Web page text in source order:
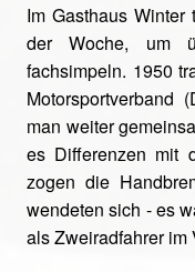
Im Gasthaus
der Woche, um
fachsimpeln. 1950
Motorsportverband
man weiter
es Differenzen mit
zogen die
wendeten sich - es
als Zweiradfahrer im